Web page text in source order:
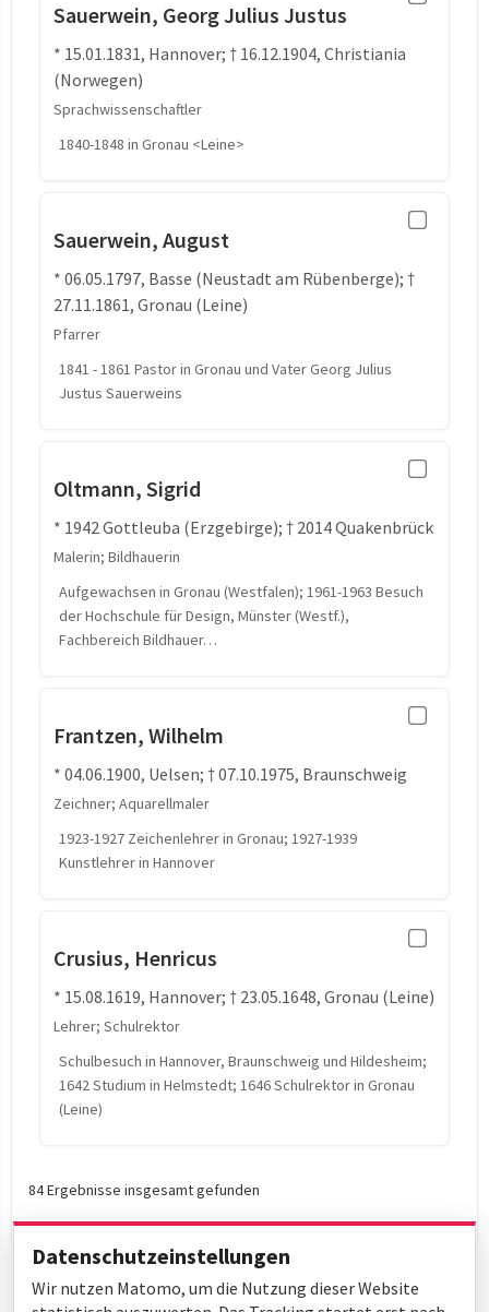
Sauerwein, Georg Julius Justus
* 15.01.1831, Hannover; † 16.12.1904, Christiania
(Norwegen)
Sprachwissenschaftler
1840-1848 in Gronau <Leine>
Sauerwein, August
* 06.05.1797, Basse (Neustadt am Rübenberge); †
27.11.1861, Gronau (Leine)
Pfarrer
1841 - 1861 Pastor in Gronau und Vater Georg Julius
Justus Sauerweins
Oltmann, Sigrid
* 1942 Gottleuba (Erzgebirge); † 2014 Quakenbrück
Malerin; Bildhauerin
Aufgewachsen in Gronau (Westfalen); 1961-1963 Besuch
der Hochschule für Design, Münster (Westf.),
Fachbereich Bildhauer…
Frantzen, Wilhelm
* 04.06.1900, Uelsen; † 07.10.1975, Braunschweig
Zeichner; Aquarellmaler
1923-1927 Zeichenlehrer in Gronau; 1927-1939
Kunstlehrer in Hannover
Crusius, Henricus
* 15.08.1619, Hannover; † 23.05.1648, Gronau (Leine)
Lehrer; Schulrektor
Schulbesuch in Hannover, Braunschweig und Hildesheim;
1642 Studium in Helmstedt; 1646 Schulrektor in Gronau
(Leine)
84 Ergebnisse insgesamt gefunden
Datenschutzeinstellungen
Wir nutzen Matomo, um die Nutzung dieser Website